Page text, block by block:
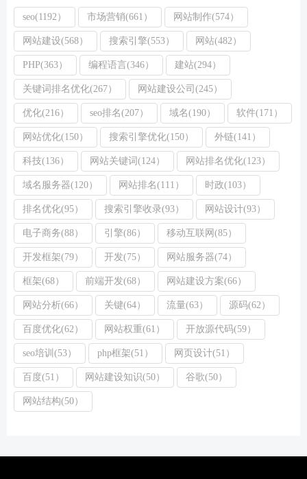
seo(1192） 市场营销(661） 网站制作(574）
网站建设(568） 搜索引擎(553） 网站(482）
PHP(363） 编程语言(346） 建站(294）
关键词排名优化(267） 网站建设公司(245）
优化(216） seo排名(207） 域名(190） 软件(171）
网站优化(150） 搜索引擎优化(150） 外链(141）
科技(136） 网站关键词(124） 网站排名优化(123）
域名服务器(120） 网站排名(111） 时政(103）
排名优化(95） 搜索引擎收录(93） 网站设计(93）
电子商务(88） 引擎(86） 移动互联网(85）
开发框架(79） 开发(75） 网站服务器(74）
框架(68） 前端开发(68） 网站建设方案(66）
网站分析(66） 关键(64） 流量(63） 源码(62）
百度优化(62） 网站权重(61） 开放源代码(59）
seo培训(53） php框架(51） 网页设计(51）
百度(51） 网站建设知识(50） 谷歌(50）
网站结构(50）